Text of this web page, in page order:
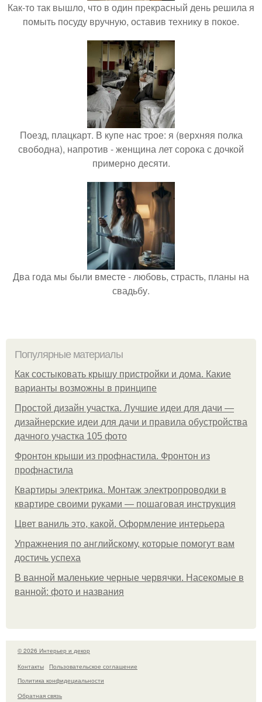
Как-то так вышло, что в один прекрасный день решила я
помыть посуду вручную, оставив технику в покое.
Поезд, плацкарт. В купе нас трое: я (верхняя полка
свободна), напротив - женщина лет сорока с дочкой
примерно десяти.
Два года мы были вместе - любовь, страсть, планы на
свадьбу.
Популярные материалы
Как состыковать крышу пристройки и дома. Какие
варианты возможны в принципе
Простой дизайн участка. Лучшие идеи для дачи —
дизайнерские идеи для дачи и правила обустройства
дачного участка 105 фото
Фронтон крыши из профнастила. Фронтон из
профнастила
Квартиры электрика. Монтаж электропроводки в
квартире своими руками — пошаговая инструкция
Цвет ваниль это, какой. Оформление интерьера
Упражнения по английскому, которые помогут вам
достичь успеха
В ванной маленькие черные червячки. Насекомые в
ванной: фото и названия
© 2026 Интерьер и декор
Контакты
Пользовательское соглашение
Политика конфидециальности
Обратная связь